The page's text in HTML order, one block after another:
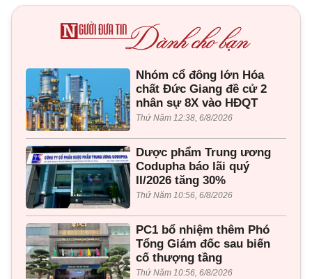
Nhóm cổ đông lớn Hóa
chất Đức Giang đề cử 2
nhân sự 8X vào HĐQT
Thứ Năm 12:38, 6/8/2026
Dược phẩm Trung ương
Codupha báo lãi quý
II/2026 tăng 30%
Thứ Năm 10:56, 6/8/2026
PC1 bổ nhiệm thêm Phó
Tổng Giám đốc sau biến
cố thượng tầng
Thứ Năm 10:56, 6/8/2026